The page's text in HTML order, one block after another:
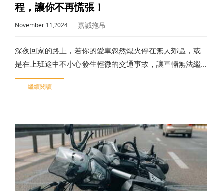
程，讓你不再慌張！
November 11,2024 嘉誠拖吊
深夜回家的路上，若你的愛車忽然熄火停在無人郊區，或
是在上班途中不小心發生輕微的交通事故，讓車輛無法繼
續行駛，這樣的突發狀況總是讓人措手不及。本文將概述
如何在新竹地區尋找道路救援電話以及高速公路拖吊電話
繼續閱讀